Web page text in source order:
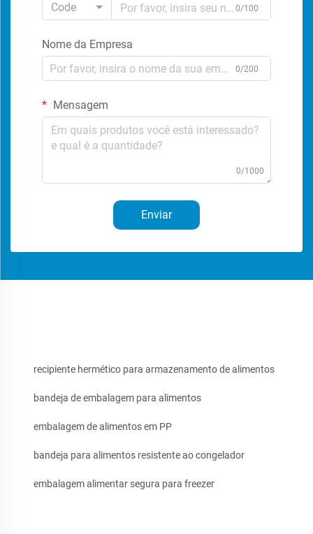
Code
0/100
Nome da Empresa
0/200
Mensagem
0/1000
Enviar
recipiente hermético para armazenamento de alimentos
bandeja de embalagem para alimentos
embalagem de alimentos em PP
bandeja para alimentos resistente ao congelador
embalagem alimentar segura para freezer